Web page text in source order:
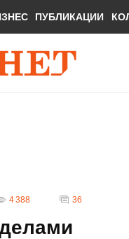
ПУБЛИКАЦИИ
4 388 36